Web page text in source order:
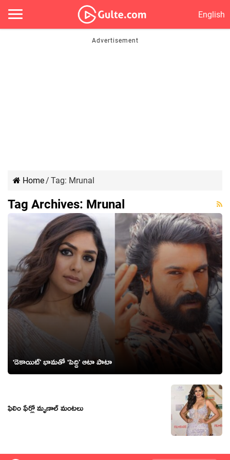
English
Home/ Tag: Mrunal
Tag Archives: Mrunal
‘డెకాయిట్’ భామతో ‘పెద్ది’ ఆటా పాటా
ఫిలిం ఫేర్లో మృణాల్ మంటలు